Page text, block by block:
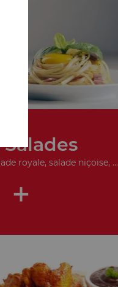
Salades
royale, salade niçoise, ...
+